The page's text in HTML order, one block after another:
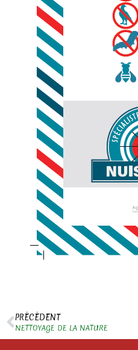
PRÉCÉDENT
NETTOYAGE DE LA NATURE